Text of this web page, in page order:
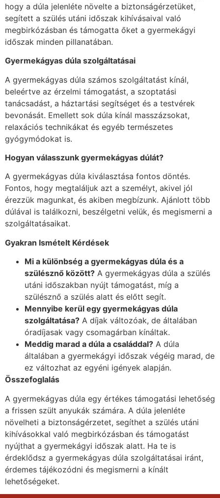
hogy a dúla jelenléte növelte a biztonságérzetüket,
segített a szülés utáni időszak kihívásaival való
megbirkózásban és támogatta őket a gyermekágyi
időszak minden pillanatában.
Gyermekágyas dúla szolgáltatásai
A gyermekágyas dúla számos szolgáltatást kínál,
beleértve az érzelmi támogatást, a szoptatási
tanácsadást, a háztartási segítséget és a testvérek
bevonását. Emellett sok dúla kínál masszázsokat,
relaxációs technikákat és egyéb természetes
gyógymódokat is.
Hogyan válasszunk gyermekágyas dúlát?
A gyermekágyas dúla kiválasztása fontos döntés.
Fontos, hogy megtaláljuk azt a személyt, akivel jól
érezzük magunkat, és akiben megbízunk. Ajánlott több
dúlával is találkozni, beszélgetni velük, és megismerni a
szolgáltatásaikat.
Gyakran Ismételt Kérdések
Mi a különbség a gyermekágyas dúla és a
szülésznő között? A gyermekágyas dúla a szülés
utáni időszakban nyújt támogatást, míg a
szülésznő a szülés alatt és előtt segít.
Mennyibe kerül egy gyermekágyas dúla
szolgáltatása? A díjak változóak, de általában
óradíjasak vagy csomagárban kínáltak.
Meddig marad a dúla a családdal? A dúla
általában a gyermekágyi időszak végéig marad, de
ez változhat az egyéni igények alapján.
Összefoglalás
A gyermekágyas dúla egy értékes támogatási lehetőség
a frissen szült anyukák számára. A dúla jelenléte
növelheti a biztonságérzetet, segíthet a szülés utáni
kihívásokkal való megbirkózásban és támogatást
nyújthat a gyermekágyi időszak alatt. Ha te is
érdeklődsz a gyermekágyas dúla szolgáltatásai iránt,
érdemes tájékozódni és megismerni a kínált
lehetőségeket.